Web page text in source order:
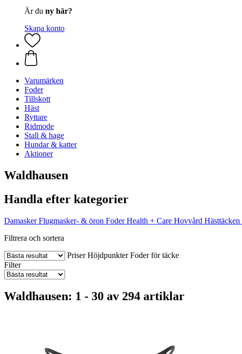
Är du ny här?
Skapa konto
Varumärken
Foder
Tillskott
Häst
Ryttare
Ridmode
Stall & hage
Hundar & katter
Aktioner
Waldhausen
Handla efter kategorier
Damasker Flugmasker- & öron Foder Health + Care Hovvård Hästtäcken
Filtrera och sortera
Priser Höjdpunkter Foder för täcke
Filter
Waldhausen: 1 - 30 av 294 artiklar